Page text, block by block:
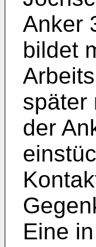
Anker
bildet
später
der
Eine